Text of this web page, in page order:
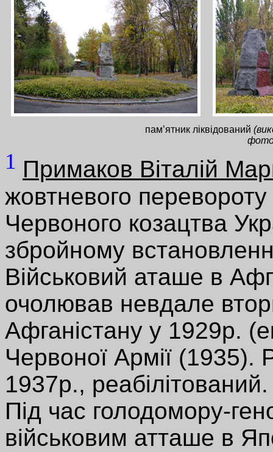
пам’ятник ліквідований
фото
1 Примаков Віталій
жовтневого перевороту
Червоного козацтва
збройному
Військовий аташе в
очолював невдале
Афганістану у 1929р.
Червоної Армії (1935).
1937р., реабілітований.
Під час голодомору-
військовим атташе в